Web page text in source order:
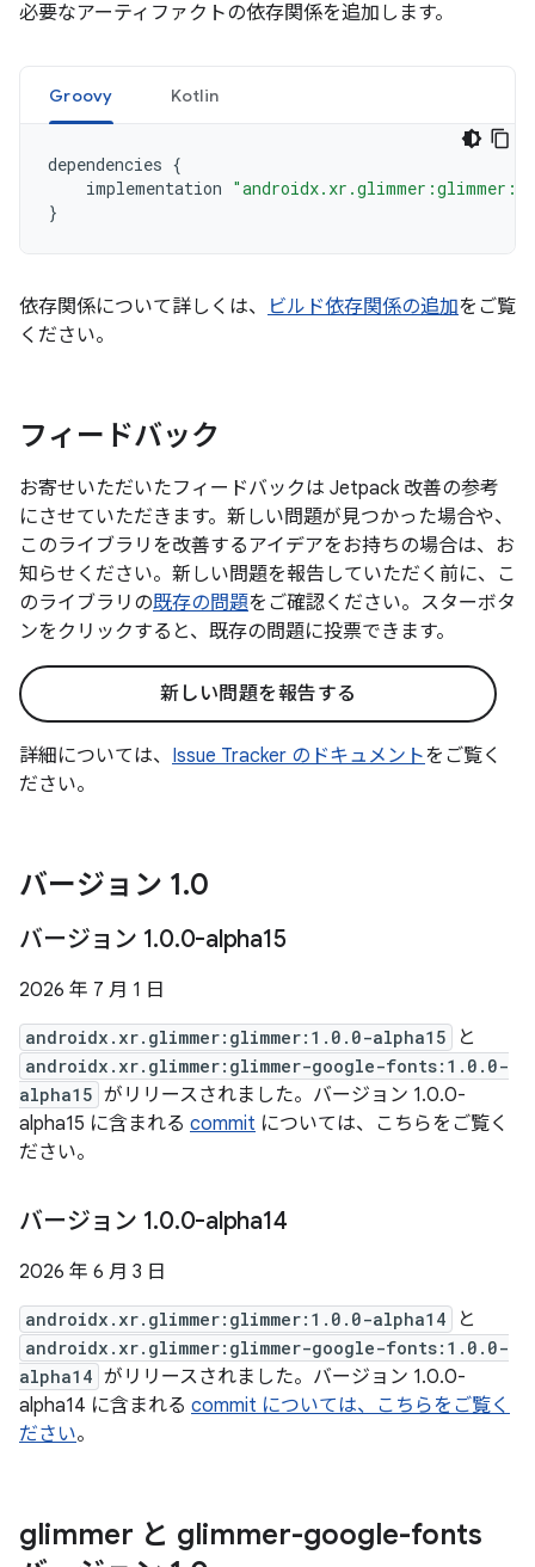
必要なアーティファクトの依存関係を追加します。
Groovy Kotlin
dependencies {
implementation
}
依存関係について詳しくは、 ビルド依存関係の追加をご覧
ください。
フィードバック
お寄せいただいたフィードバックは Jetpack 改善の参考
にさせていただきます。新しい問題が見つかった場合や、
このライブラリを改善するアイデアをお持ちの場合は、お
知らせください。新しい問題を報告していただく前に、こ
のライブラリの既存の問題をご確認ください。スターボタ
ンをクリックすると、既存の問題に投票できます。
新しい問題を報告する
詳細については、 Issue Tracker のドキュメントをご覧く
ださい。
バージョン 1.0
バージョン 1.0.0-alpha15
2026 年 7 月 1 日
androidx.xr.glimmer:glimmer:1.0.0-alpha15 と
androidx.xr.glimmer:glimmer-google-fonts:1.0.0-
alpha15 がリリースされました。バージョン 1.0.0-
alpha15 に含まれる commit については、こちらをご覧く
ださい。
バージョン 1.0.0-alpha14
2026 年 6 月 3 日
androidx.xr.glimmer:glimmer:1.0.0-alpha14 と
androidx.xr.glimmer:glimmer-google-fonts:1.0.0-
alpha14 がリリースされました。バージョン 1.0.0-
alpha14 に含まれる commit については、こちらをご覧く
ださい。
glimmer と glimmer-google-fonts